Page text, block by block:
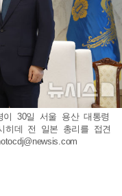
이 30일 서울 용산 대통령
히데 전 일본 총리를 접견